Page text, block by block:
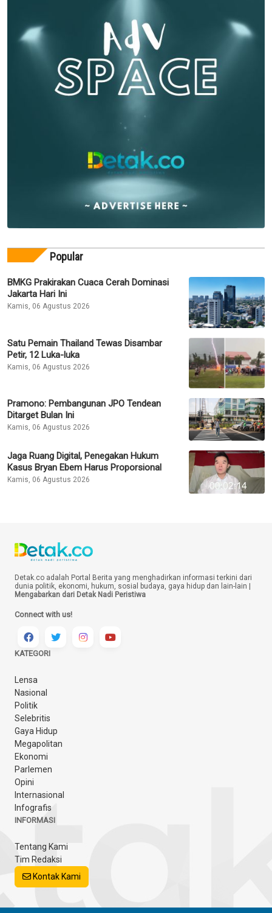
Popular
BMKG Prakirakan Cuaca Cerah Dominasi
Jakarta Hari Ini
Kamis, 06 Agustus 2026
Satu Pemain Thailand Tewas Disambar
Petir, 12 Luka-luka
Kamis, 06 Agustus 2026
Pramono: Pembangunan JPO Tendean
Ditarget Bulan Ini
Kamis, 06 Agustus 2026
Jaga Ruang Digital, Penegakan Hukum
Kasus Bryan Ebem Harus Proporsional
Kamis, 06 Agustus 2026
Detak.co adalah Portal Berita yang menghadirkan informasi terkini dari
dunia politik, ekonomi, hukum, sosial budaya, gaya hidup dan lain-lain |
Mengabarkan dari Detak Nadi Peristiwa
Connect with us!
KATEGORI
Lensa
Nasional
Politik
Selebritis
Gaya Hidup
Megapolitan
Ekonomi
Parlemen
Opini
Internasional
Infografis
INFORMASI
Tentang Kami
Tim Redaksi
Kontak Kami